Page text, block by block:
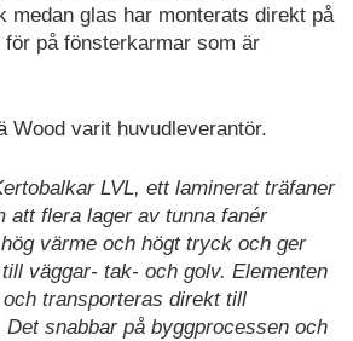
medan glas har monterats direkt på
på fönsterkarmar som är
Wood varit huvudleverantör.
LVL, ett laminerat träfaner
att flera lager av tunna fanér
värme och högt tryck och ger
väggar- tak- och golv. Elementen
transporteras direkt till
snabbar på byggprocessen och